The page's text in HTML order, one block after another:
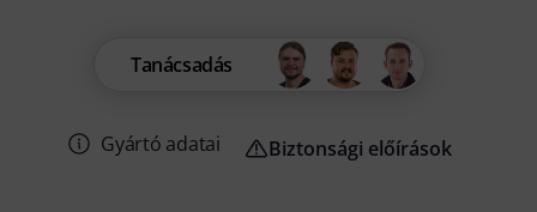
Tanácsadás
Gyártó adatai Biztonsági előírások